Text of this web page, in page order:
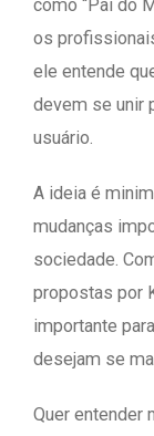
como “Pai do
os
ele entende
devem se unir
usuário.
A ideia é
mudanças
sociedade.
propostas por
importante
desejam se
Quer entender